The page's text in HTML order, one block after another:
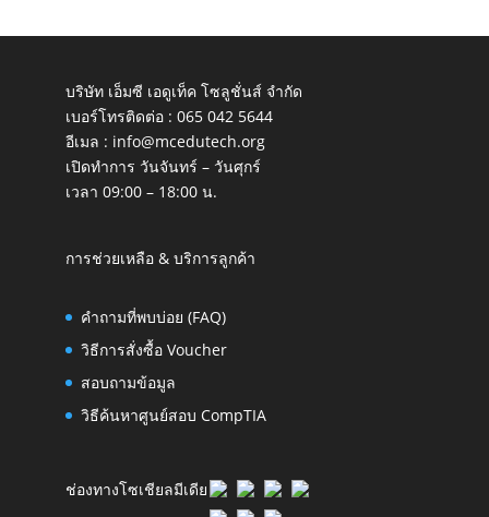
บริษัท เอ็มซี เอดูเท็ค โซลูชั่นส์ จำกัด
เบอร์โทรติดต่อ : 065 042 5644
อีเมล : info@mcedutech.org
เปิดทำการ วันจันทร์ – วันศุกร์
เวลา 09:00 – 18:00 น.
การช่วยเหลือ & บริการลูกค้า
คำถามที่พบบ่อย (FAQ)
วิธีการสั่งซื้อ Voucher
สอบถามข้อมูล
วิธีค้นหาศูนย์สอบ CompTIA
ช่องทางโซเชียลมีเดีย